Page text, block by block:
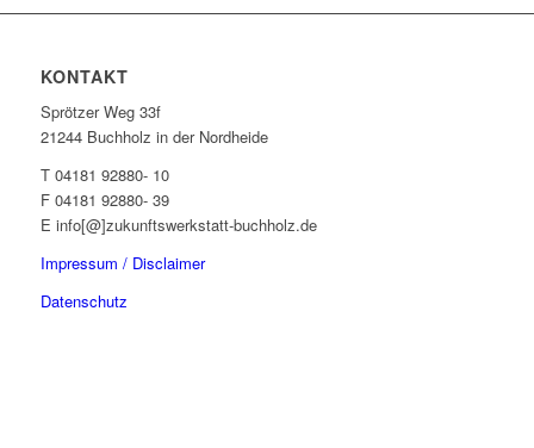
KONTAKT
Sprötzer Weg 33f
21244 Buchholz in der Nordheide
T 04181 92880- 10
F 04181 92880- 39
E info[@]zukunftswerkstatt-buchholz.de
Impressum / Disclaimer
Datenschutz